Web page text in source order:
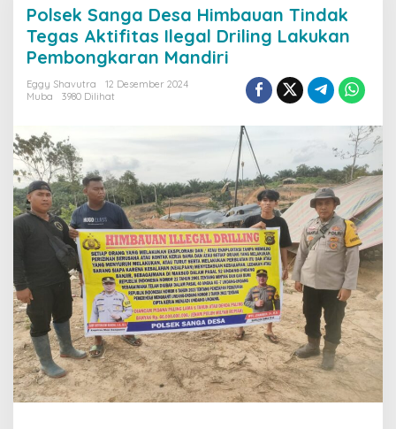
l
s
e
k
a
D
e
s
a
H
i
m
b
a
u
a
n
T
i
n
d
Polsek Sanga Desa Himbauan Tindak
Tegas Aktifitas Ilegal Driling Lakukan
Pembongkaran Mandiri
Eggy Shavutra
12 Desember 2024
Muba
3980 Dilihat